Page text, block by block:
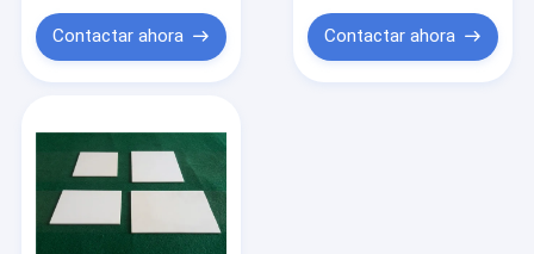
Contactar ahora Contactar ahora